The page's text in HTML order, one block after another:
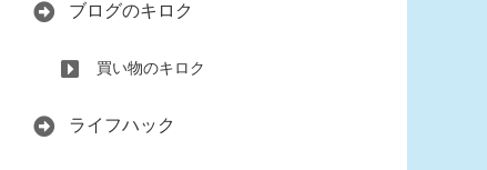
ブログのキロク
買い物のキロク
ライフハック